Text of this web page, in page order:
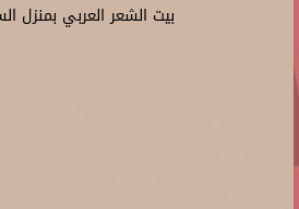
بيت الشعر العربي بمنزل